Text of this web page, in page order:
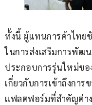
ทั้งนี้ ผู้แทนการค้าไทย
ในการส่งเสริมการพั
ประกอบการรุ่นใหม่ขอ
เกี่ยวกับการเข้าถึงกา
แฟลตฟอร์มที่สำคัญต่า